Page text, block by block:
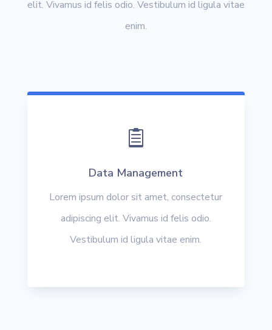
elit. Vivamus id felis odio. Vestibulum id ligula vitae
enim.

Data Management
Lorem ipsum dolor sit amet, consectetur
adipiscing elit. Vivamus id felis odio.
Vestibulum id ligula vitae enim.